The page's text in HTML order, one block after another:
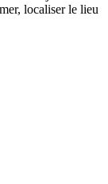
localiser le lieu